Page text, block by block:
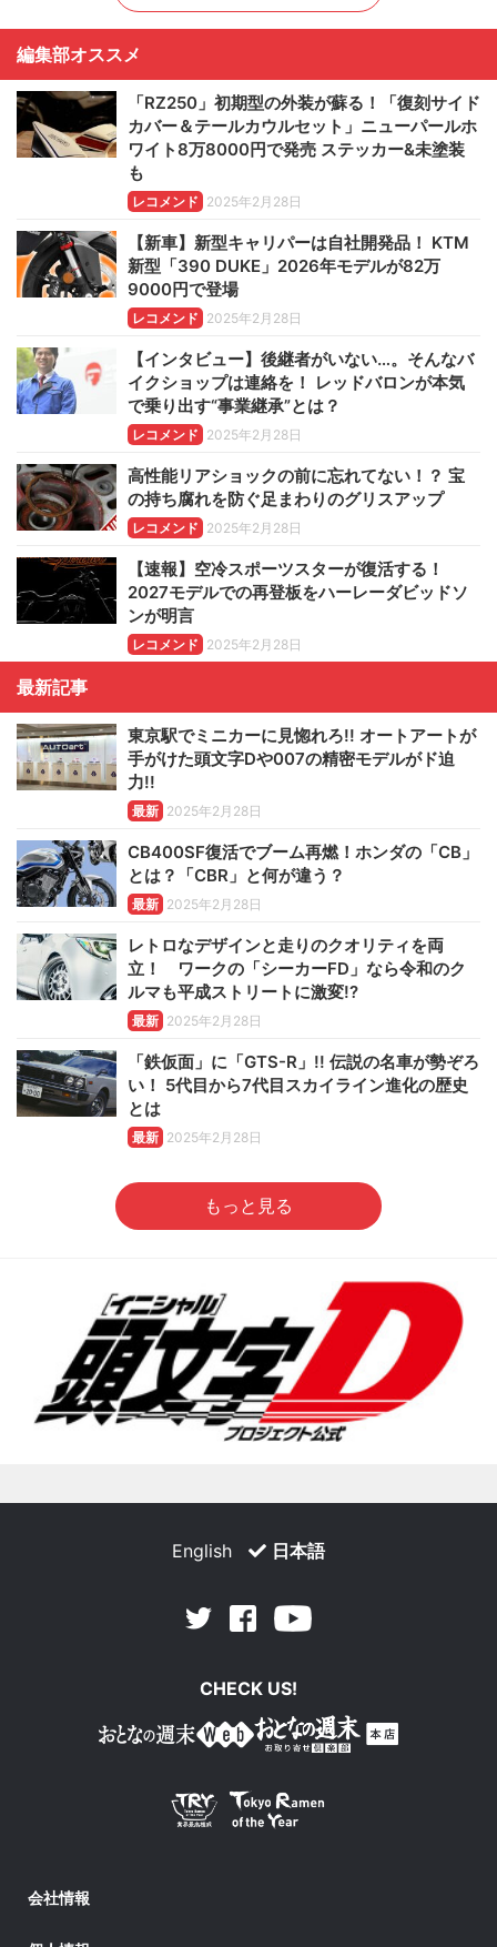
編集部オススメ
「RZ250」初期型の外装が蘇る！「復刻サイド
カバー＆テールカウルセット」ニューパールホ
ワイト8万8000円で発売 ステッカー&未塗装
も
レコメンド 2025年2月28日
【新車】新型キャリパーは自社開発品！ KTM
新型「390 DUKE」2026年モデルが82万
9000円で登場
レコメンド 2025年2月28日
【インタビュー】後継者がいない…。そんなバ
イクショップは連絡を！ レッドバロンが本気
で乗り出す“事業継承”とは？
レコメンド 2025年2月28日
高性能リアショックの前に忘れてない！？ 宝
の持ち腐れを防ぐ足まわりのグリスアップ
レコメンド 2025年2月28日
【速報】空冷スポーツスターが復活する！
2027モデルでの再登板をハーレーダビッドソ
ンが明言
レコメンド 2025年2月28日
最新記事
東京駅でミニカーに見惚れろ!! オートアートが
手がけた頭文字Dや007の精密モデルがド迫
力!!
最新 2025年2月28日
CB400SF復活でブーム再燃！ホンダの「CB」
とは？「CBR」と何が違う？
最新 2025年2月28日
レトロなデザインと走りのクオリティを両
立！ ワークの「シーカーFD」なら令和のク
ルマも平成ストリートに激変!?
最新 2025年2月28日
「鉄仮面」に「GTS-R」!! 伝説の名車が勢ぞろ
い！ 5代目から7代目スカイライン進化の歴史
とは
最新 2025年2月28日
もっと見る
English 日本語
Twitter Facebook
CHECK US!
会社情報